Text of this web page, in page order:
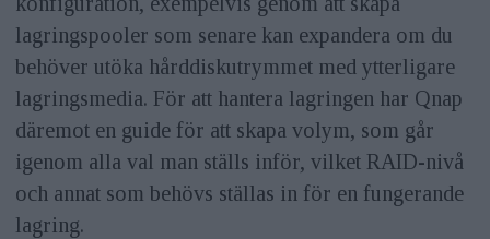
lagringspooler som senare kan expandera om du
behöver utöka hårddiskutrymmet med ytterligare
lagringsmedia. För att hantera lagringen har Qnap
däremot en guide för att skapa volym, som går
igenom alla val man ställs inför, vilket RAID-nivå
och annat som behövs ställas in för en fungerande
lagring.